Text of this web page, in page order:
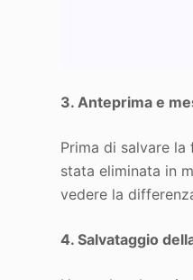
3. Anteprima e
Prima di salvare
stata eliminata in
vedere la
4. Salvataggio